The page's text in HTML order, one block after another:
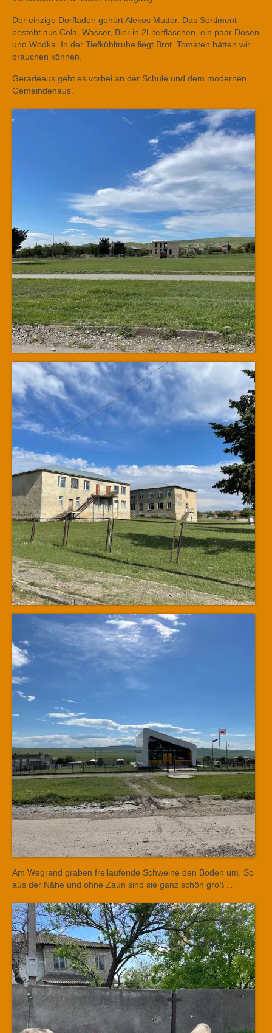
Der einzige Dorfladen gehört Alekos Mutter. Das Sortiment
besteht aus Cola, Wasser, Bier in 2Literflaschen, ein paar Dosen
und Wodka. In der Tiefkühltruhe liegt Brot. Tomaten hätten wir
brauchen können.
Geradeaus geht es vorbei an der Schule und dem modernen
Gemeindehaus.
Am Wegrand graben freilaufende Schweine den Boden um. So
aus der Nähe und ohne Zaun sind sie ganz schön groß…